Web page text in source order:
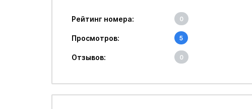
Рейтинг номера: 0
Просмотров: 5
Отзывов: 0